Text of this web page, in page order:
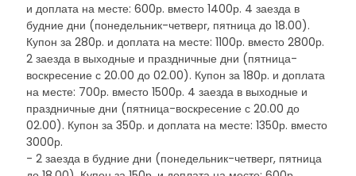
и доплата на месте: 600р. вместо 1400р. 4 заезда в
будние дни (понедельник-четверг, пятница до 18.00).
Купон за 280р. и доплата на месте: 1100р. вместо 2800р.
2 заезда в выходные и праздничные дни (пятница-
воскресение с 20.00 до 02.00). Купон за 180р. и доплата
на месте: 700р. вместо 1500р. 4 заезда в выходные и
праздничные дни (пятница-воскресение с 20.00 до
02.00). Купон за 350р. и доплата на месте: 1350р. вместо
3000р.
- 2 заезда в будние дни (понедельник-четверг, пятница